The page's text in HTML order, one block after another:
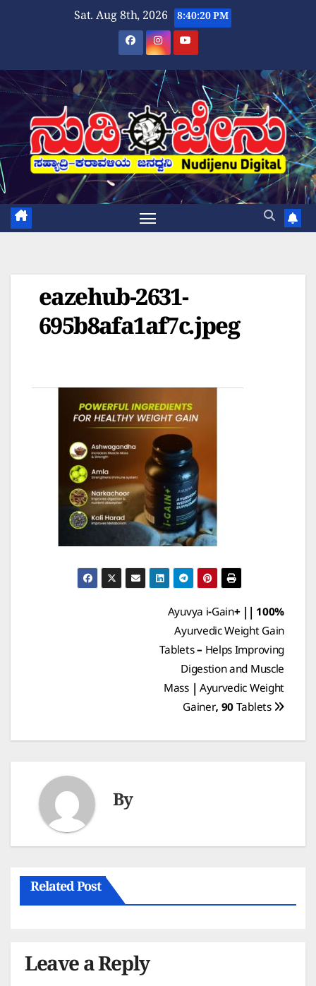
Sat. Aug 8th, 2026 8:40:21 PM
eazehub-2631-
695b8afa1af7c.jpeg
Ayuvya i-Gain+ || 100%
Ayurvedic Weight Gain
Tablets – Helps Improving
Digestion and Muscle
Mass | Ayurvedic Weight
Gainer, 90 Tablets
By
Related Post
Leave a Reply